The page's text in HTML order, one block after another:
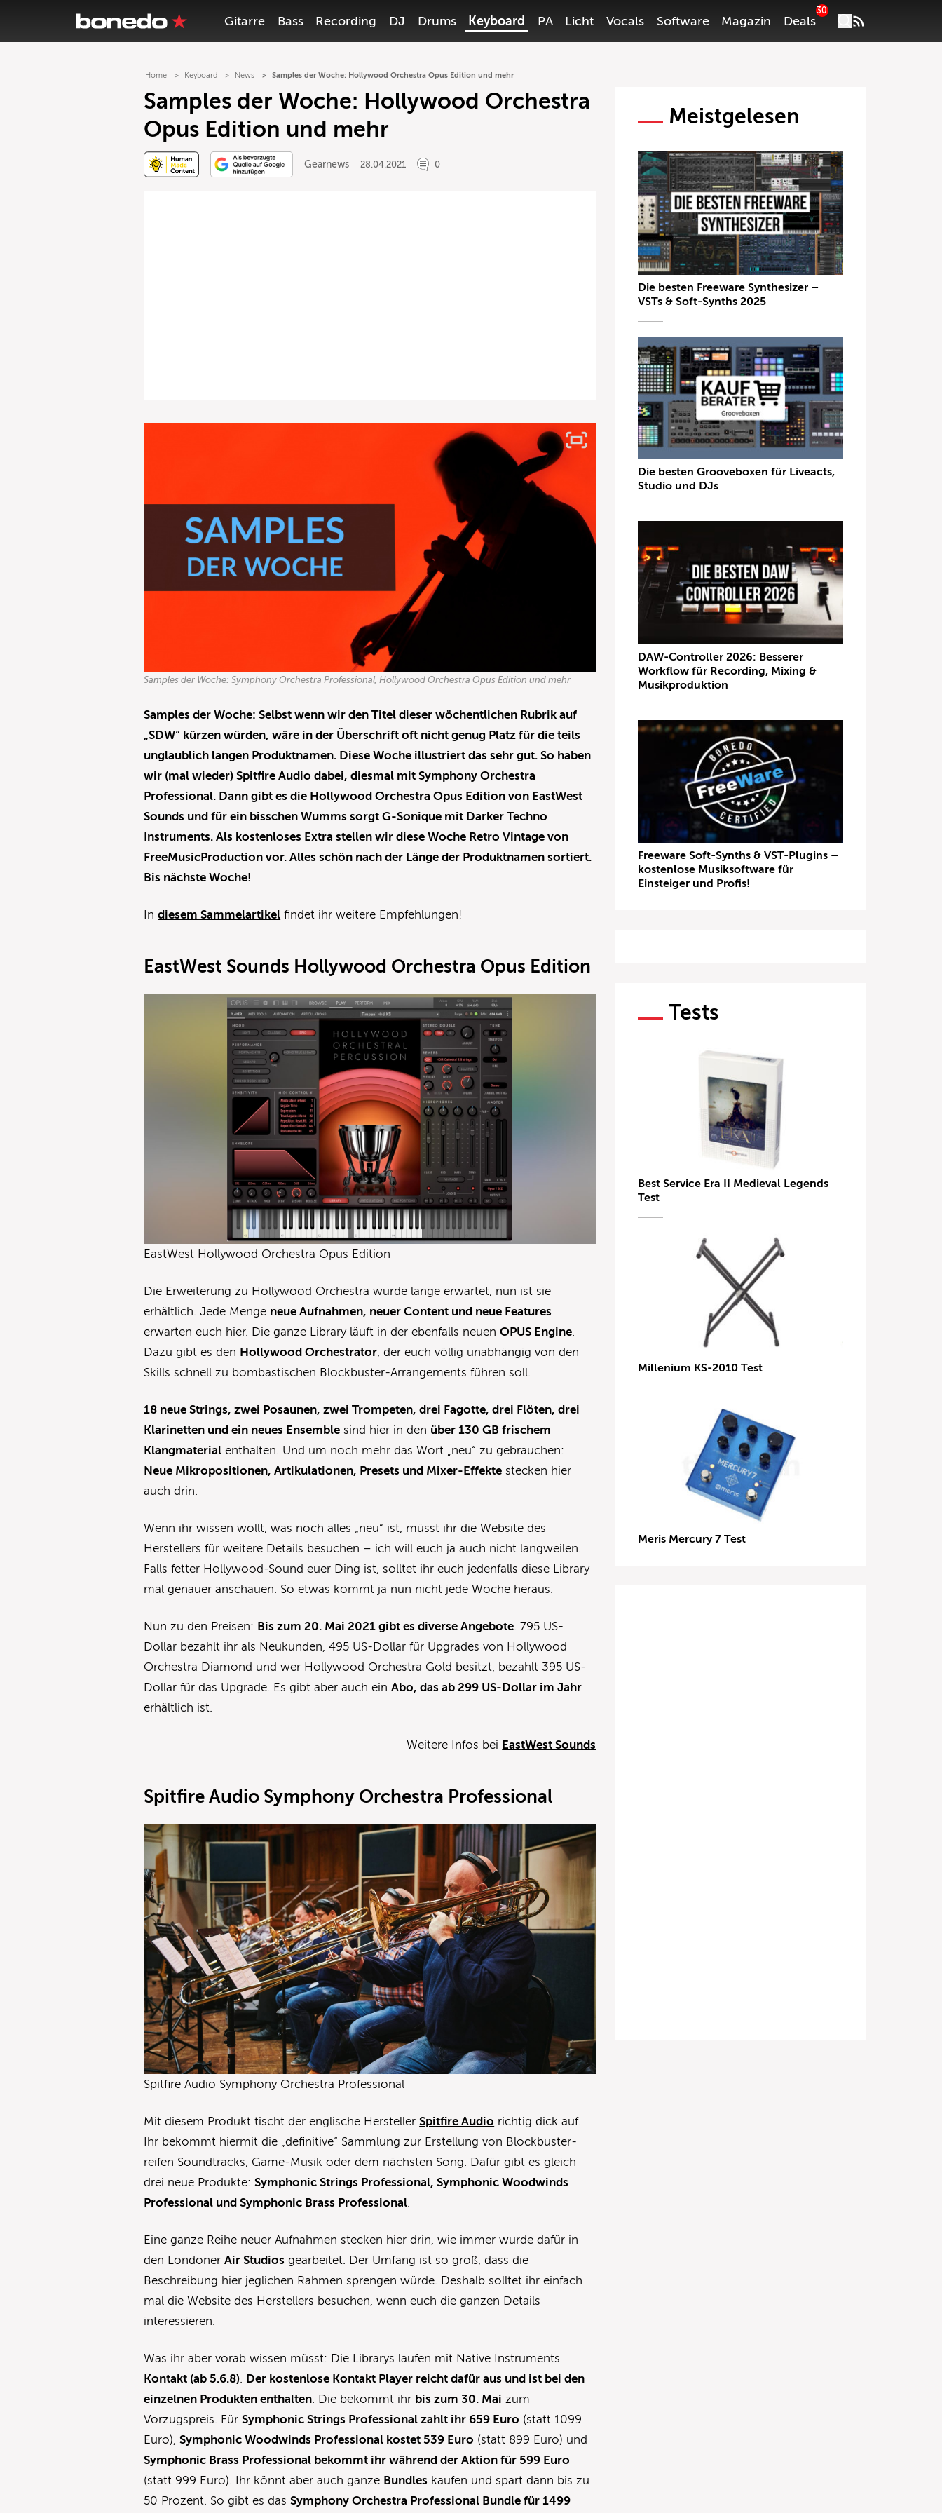
Gitarre Bass Recording DJ Drums Keyboard PA Licht Vocals Software Magazin Deals
30
Home Keyboard News Samples der Woche: Hollywood Orchestra Opus Edition und mehr
Samples der Woche: Hollywood Orchestra
Opus Edition und mehr
Gearnews 28.04.2021 0
Samples der Woche: Symphony Orchestra Professional, Hollywood Orchestra Opus Edition und mehr
Samples der Woche:Selbst wenn wir den Titel dieser wöchentlichen Rubrik auf
„SDW“ kürzen würden, wäre in der Überschrift oft nicht genug Platz für die teils
unglaublich langen Produktnamen. Diese Woche illustriert das sehr gut. So haben
wir (mal wieder) Spitfire Audio dabei, diesmal mit Symphony Orchestra
Professional. Dann gibt es die Hollywood Orchestra Opus Edition von EastWest
Sounds und für ein bisschen Wumms sorgt G-Sonique mit Darker Techno
Instruments. Als kostenloses Extra stellen wir diese Woche Retro Vintage von
FreeMusicProduction vor. Alles schön nach der Länge der Produktnamen sortiert.
Bis nächste Woche!
Indiesem Sammelartikel findet ihr weitere Empfehlungen!
EastWest Sounds Hollywood Orchestra Opus Edition
EastWest Hollywood Orchestra Opus Edition
Die Erweiterung zu Hollywood Orchestra wurde lange erwartet, nun ist sie
erhältlich. Jede Menge neue Aufnahmen, neuer Content und neue Features
erwarten euch hier. Die ganze Library läuft in der ebenfalls neuenOPUS Engine.
Dazu gibt es den Hollywood Orchestrator, der euch völlig unabhängig von den
Skills schnell zu bombastischen Blockbuster-Arrangements führen soll.
18 neue Strings, zwei Posaunen, zwei Trompeten, drei Fagotte, drei Flöten, drei
Klarinetten und ein neues Ensemble sind hier in den über 130 GB frischem
Klangmaterial enthalten. Und um noch mehr das Wort „neu“ zu gebrauchen:
Neue Mikropositionen, Artikulationen, Presets und Mixer-Effekte stecken hier
auch drin.
Wenn ihr wissen wollt, was noch alles „neu“ ist, müsst ihr die Website des
Herstellers für weitere Details besuchen – ich will euch ja auch nicht langweilen.
Falls fetter Hollywood-Sound euer Ding ist, solltet ihr euch jedenfalls diese Library
mal genauer anschauen. So etwas kommt ja nun nicht jede Woche heraus.
Nun zu den Preisen: Bis zum 20. Mai2021 gibt es diverse Angebote. 795 US-
Dollar bezahlt ihr als Neukunden, 495 US-Dollar für Upgrades von Hollywood
Orchestra Diamond und wer Hollywood Orchestra Gold besitzt, bezahlt 395 US-
Dollar für das Upgrade. Es gibt aber auch einAbo, das ab 299 US-Dollar im Jahr
erhältlich ist.
Weitere Infos bei EastWest Sounds
Spitfire Audio Symphony Orchestra Professional
Spitfire Audio Symphony Orchestra Professional
Mit diesem Produkt tischt der englische HerstellerSpitfire Audio richtig dick auf.
Ihr bekommt hiermit die „definitive“ Sammlung zur Erstellung von Blockbuster-
reifen Soundtracks, Game-Musik oder dem nächsten Song. Dafür gibt es gleich
drei neue Produkte:Symphonic Strings Professional, Symphonic Woodwinds
Professional und Symphonic Brass Professional.
Eine ganze Reihe neuer Aufnahmen stecken hier drin, wie immer wurde dafür in
den LondonerAir Studios gearbeitet. Der Umfang ist so groß, dass die
Beschreibung hier jeglichen Rahmen sprengen würde. Deshalb solltet ihr einfach
mal die Website des Herstellers besuchen, wenn euch die ganzen Details
interessieren.
Was ihr aber vorab wissen müsst: Die Librarys laufen mit Native Instruments
Kontakt (ab 5.6.8). Der kostenlose Kontakt Player reicht dafür aus und ist bei den
einzelnen Produkten enthalten. Die bekommt ihr bis zum 30. Mai zum
Vorzugspreis. FürSymphonic Strings Professional zahlt ihr 659 Euro (statt 1099
Euro),Symphonic Woodwinds Professional kostet 539 Euro (statt 899 Euro) und
Symphonic Brass Professional bekommt ihr während der Aktion für 599 Euro
(statt 999 Euro). Ihr könnt aber auch ganze Bundles kaufen und spart dann bis zu
50 Prozent. So gibt es dasSymphony Orchestra Professional Bundle für 1499
Meistgelesen
Die besten Freeware Synthesizer –
VSTs & Soft-Synths 2025
Die besten Grooveboxen für Liveacts,
Studio und DJs
DAW-Controller 2026: Besserer
Workflow für Recording, Mixing &
Musikproduktion
Freeware Soft-Synths & VST-Plugins –
kostenlose Musiksoftware für
Einsteiger und Profis!
Tests
Best Service Era II Medieval Legends
Test
Millenium KS-2010 Test
Meris Mercury 7 Test